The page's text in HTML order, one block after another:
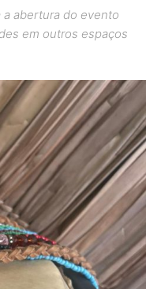
a abertura do evento
em outros espaços